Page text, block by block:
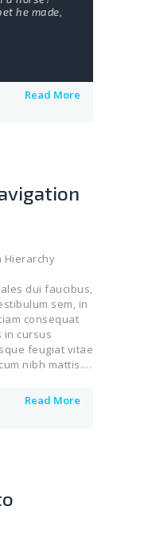
he made,
Read More
dui faucibus,
sem, in
consequat
in cursus
feugiat vitae
nibh mattis.…
Read More